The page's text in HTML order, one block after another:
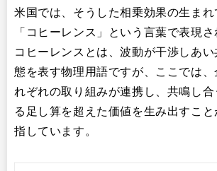
米国では、そうした相乗効果の生まれ
「コヒーレンス」という言葉で表現さ
コヒーレンスとは、波動が干渉しあ
態を表す物理用語ですが、ここでは
れぞれの取り組みが連携し、共鳴し
る足し算を超えた価値を生み出すこ
指しています。